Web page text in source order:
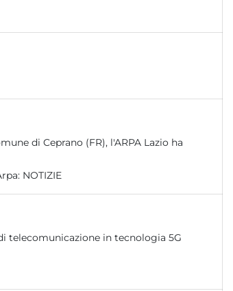
di Ceprano (FR), l'ARPA Lazio ha
NOTIZIE
telecomunicazione in tecnologia 5G